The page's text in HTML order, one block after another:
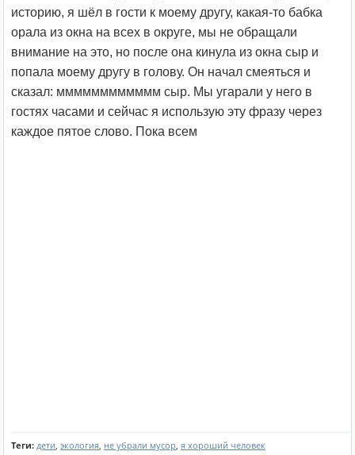
историю, я шёл в гости к моему другу, какая-то бабка
орала из окна на всех в округе, мы не обращали
внимание на это, но после она кинула из окна сыр и
попала моему другу в голову. Он начал смеяться и
сказал: мммммммммммм сыр. Мы угарали у него в
гостях часами и сейчас я использую эту фразу через
каждое пятое слово. Пока всем
Теги: дети экология не убрали мусор я хороший человек